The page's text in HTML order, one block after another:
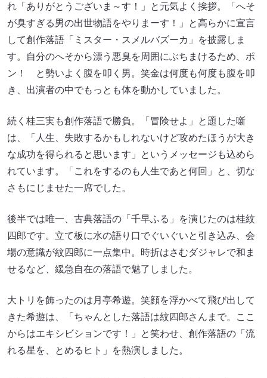
れ「ありがとうございま～す！」と元気よく挨拶。「へそ
が臭すぎる男の出世物語をやりまーす！」と高らかに宣言
して創作落語「ミスター・スメルバズーカ」を披露しま
す。自分のへそから漂う悪臭を周囲にぶちまけるため、ポ
ン！ と勢いよく腹を叩く男。笑金は何度も何度も腹を叩
き、出演者の中でもっとも体を動かしていました。
続く桂三実も創作落語で勝負。「冒険せよ」と題した噺
は、「人生、失敗するかもしれないけど攻めたほうが大き
な成功を得られると思います」というメッセージも込めら
れています。「これをするのも人生であと何回」と、切な
さもにじませた一席でした。
後半では唯一、古典落語の「千早ふる」を演じたのは桂紋
四郎です。立て板に水の語り口でぐいぐいと引き込み、会
場の意識が紋四郎に一点集中。時折はさむダジャレで和ま
せるなど、緩急自在の落語で魅了しました。
大トリを飾ったのは月亭希遊。笑顔を浮かべて飛び出して
きた希遊は、「ちゃんとした落語は紋四郎さんまで。ここ
からはエキシビションです！」と笑わせ、創作落語の「流
れる星を、とめるヒト」を熱演しました。